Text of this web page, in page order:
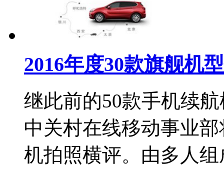
2016年度30款旗舰机
继此前的50款手机续
中关村在线移动事业
机拍照横评。由多人